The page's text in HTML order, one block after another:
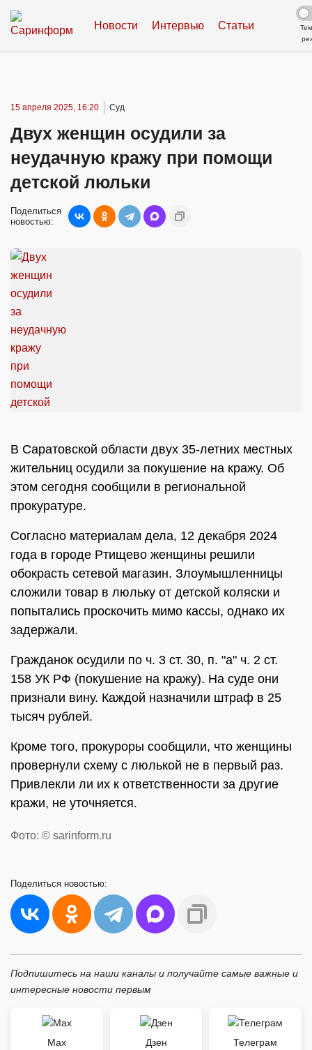
Новости Интервью Статьи
15 апреля 2025, 16:20 Суд
Двух женщин осудили за
неудачную кражу при помощи
детской люльки
Поделиться
новостью:
В Саратовской области двух 35-летних местных
жительниц осудили за покушение на кражу. Об
этом сегодня сообщили в региональной
прокуратуре.
Согласно материалам дела, 12 декабря 2024
года в городе Ртищево женщины решили
обокрасть сетевой магазин. Злоумышленницы
сложили товар в люльку от детской коляски и
попытались проскочить мимо кассы, однако их
задержали.
Гражданок осудили по ч. 3 ст. 30, п. "а" ч. 2 ст.
158 УК РФ (покушение на кражу). На суде они
признали вину. Каждой назначили штраф в 25
тысяч рублей.
Кроме того, прокуроры сообщили, что женщины
провернули схему с люлькой не в первый раз.
Привлекли ли их к ответственности за другие
кражи, не уточняется.
Фото: © sarinform.ru
Поделиться новостью:
Подпишитесь на наши каналы и получайте самые важные и
интересные новости первым
Max Дзен Телеграм